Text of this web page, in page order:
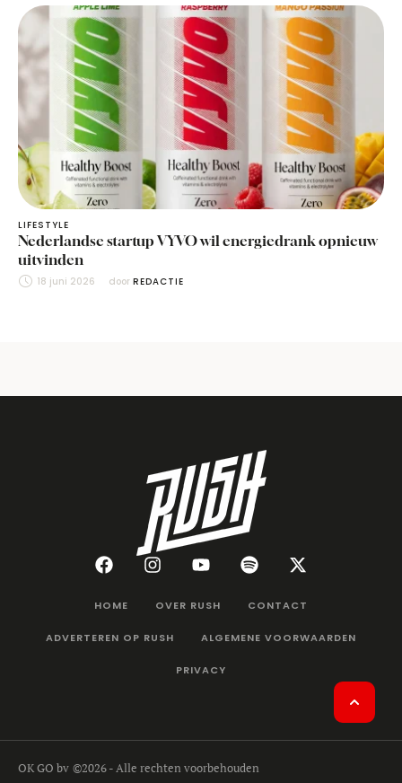
LIFESTYLE
Nederlandse startup VYVO wil energiedrank opnieuw
uitvinden
18 juni 2026 door REDACTIE
HOME OVER RUSH CONTACT
ADVERTEREN OP RUSH ALGEMENE VOORWAARDEN
PRIVACY
OK GO bv ©2026 - Alle rechten voorbehouden